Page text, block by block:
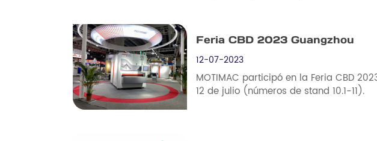
Feria CBD 2023 Guangzhou
12-07-2023
MOTIMAC participó en la Feria CBD
12 de julio (números de stand 10.1-11).